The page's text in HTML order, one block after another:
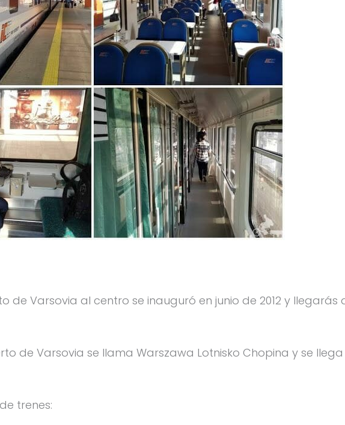
de Varsovia al centro se inauguró en junio de 2012 y llegarás
de Varsovia se llama Warszawa Lotnisko Chopina y se
trenes: